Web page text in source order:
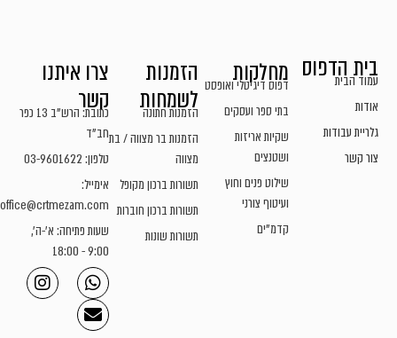
בית הדפוס
עמוד הבית
אודות
גלריית עבודות
צור קשר
מחלקות
דפוס דיגיטלי ואופסט
בתי ספר ועסקים
שקיות אריזות
ושטנצים
שילוט פנים וחוץ
ועיטוף צורני
קדמ"ים
הזמנות
לשמחות
הזמנות חתונה
הזמנות בר מצווה / בת
מצווה
תשורות ברכון מקופל
תשורות ברכון חוברות
תשורות שונות
צרו איתנו
קשר
כתובת: הרש"ב 13 כפר
חב"ד
טלפון: 03-9601622
אימייל:
office@crtmezam.com
שעות פתיחה: א'-ה',
9:00 - 18:00